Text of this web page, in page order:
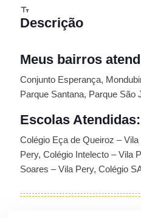
Descrição
Meus bairros
Conjunto Esperança,
Parque Santana, Parque São
Escolas Atendidas:
Colégio Eça de Queiroz –
Pery, Colégio Intelecto – Vila
Soares – Vila Pery, Colégio